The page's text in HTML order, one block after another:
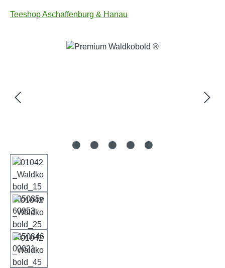
Teeshop Aschaffenburg & Hanau
Bildergalerie überspringen